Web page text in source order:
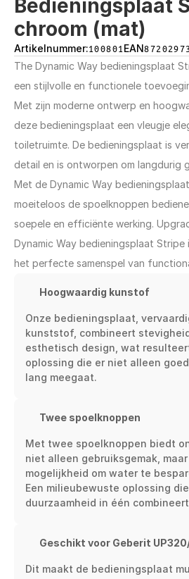
Bedieningsplaat
chroom (mat)
Artikelnummer:100801 EAN
The Dynamic Way bedieningsplaat
een stijlvolle en functionele
Met zijn moderne ontwerp en
deze bedieningsplaat een vleugje
toiletruimte. De bedieningsplaat is
detail en is ontworpen om langdurig
Met de Dynamic Way
moeiteloos de spoelknoppen
soepele en efficiënte werking.
Dynamic Way bedieningsplaat Stripe
het perfecte samenspel van
Hoogwaardig kunstof
Onze bedieningsplaat,
kunststof, combineert
esthetisch design, wat
oplossing die er niet alleen
lang meegaat.
Twee spoelknoppen
Met twee spoelknoppen biedt
niet alleen gebruiksgemak,
mogelijkheid om water te
Een milieubewuste oplossing
duurzaamheid in één
Geschikt voor Geberit UP320/
Dit maakt de bedieningsplaat